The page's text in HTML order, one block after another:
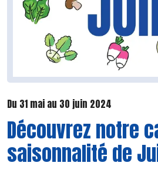
Du 31 mai au 30 juin 2024
Découvrez notre
saisonnalité de